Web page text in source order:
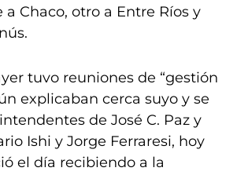
Chaco, otro a Entre Ríos y
tuvo reuniones de “gestión
explicaban cerca suyo y se
de José C. Paz y
Ishi y Jorge Ferraresi, hoy
el día recibiendo a la